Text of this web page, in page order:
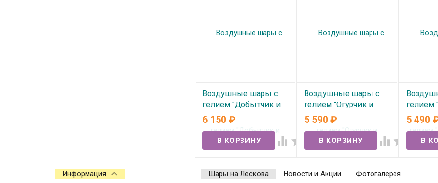
Воздушные шары с
гелием "Добытчик и
Рыба" №354
В наличии
6 150 ₽
 
Воздушные шары с
гелием "Огурчик и
водка"№343
В наличии
5 590₽
 
гелием
и
В
5 490
Информация Шары на Лескова Новости и Акции Фотогалерея